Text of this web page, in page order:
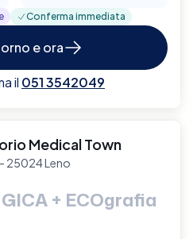
Conferma immediata
e ora
il 051 3542049
Medical Town
25024 Leno
+ ECOgrafia